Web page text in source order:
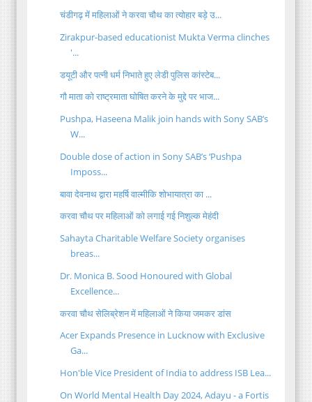
चंडीगढ़ में महिलाओं ने करवा चौथ का त्योहार बड़े उ...
Zirakpur-based educationist Mukta Verma clinches
'...
डयूटी और पत्नी धर्म निभाते हुए लेडी पुलिस कांस्टेब...
गौ माता को राष्ट्रमाता घोषित करने के मुद्दे पर भाज...
Pushpa, Haseena Malik join hands with Sony SAB’s
W...
Double dose of action in Sony SAB’s ‘Pushpa
Imposs...
बावा देवनाथ द्वारा महर्षि वाल्मीकि शोभायात्रा का ...
करवा चौथ पर महिलाओं को लगाई गई निशुल्क मेहंदी
Sahayta Charitable Welfare Society organises
breas...
Dr. Monica B. Sood Honoured with Global
Excellence...
करवा चौथ सेलिब्रेशन में महिलाओं ने किया जमकर डांस
Acer Expands Presence in Lucknow with Exclusive
Ga...
Hon'ble Vice President of India to address ISB Lea...
On World Mental Health Day 2024, Adayu - a Fortis